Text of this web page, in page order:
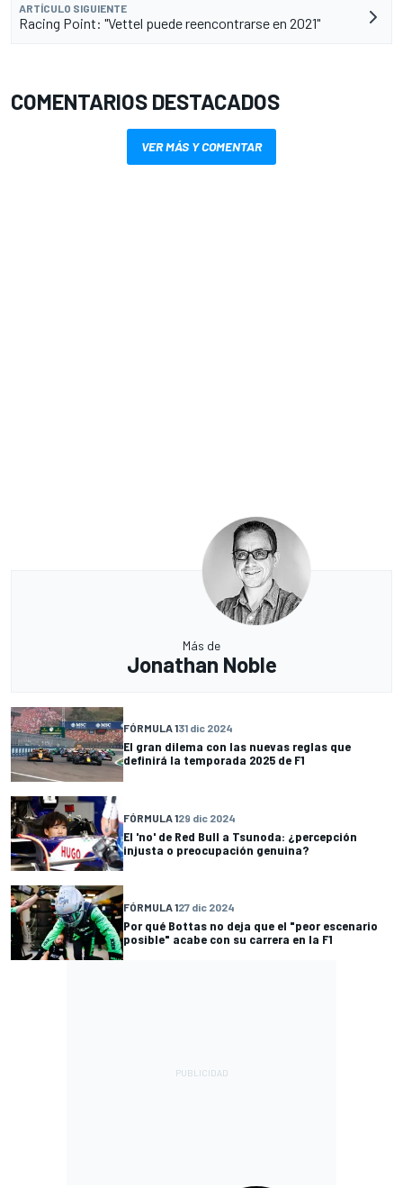
ARTÍCULO SIGUIENTE
Racing Point: "Vettel puede reencontrarse en 2021"
COMENTARIOS DESTACADOS
VER MÁS Y COMENTAR
Más de
Jonathan Noble
FÓRMULA 131 dic 2024
El gran dilema con las nuevas reglas que
definirá la temporada 2025 de F1
FÓRMULA 129 dic 2024
El 'no' de Red Bull a Tsunoda: ¿percepción
injusta o preocupación genuina?
FÓRMULA 127 dic 2024
Por qué Bottas no deja que el "peor escenario
posible" acabe con su carrera en la F1